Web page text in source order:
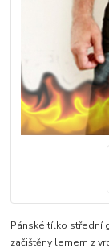
Pánské tílko střední
začištěny lemem z